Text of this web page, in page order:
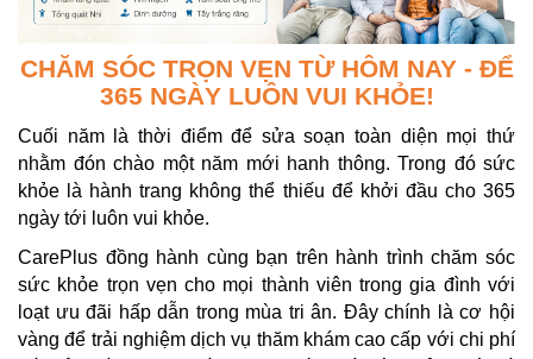
CHĂM SÓC TRỌN VẸN TỪ HÔM NAY - ĐỂ
365 NGÀY LUÔN VUI KHỎE!
Cuối năm là thời điểm để sửa soạn toàn diện mọi thứ
nhằm đón chào một năm mới hanh thông. Trong đó sức
khỏe là hành trang không thể thiếu để khởi đầu cho 365
ngày tới luôn vui khỏe.
CarePlus đồng hành cùng bạn trên hành trình chăm sóc
sức khỏe trọn vẹn cho mọi thành viên trong gia đình với
loạt ưu đãi hấp dẫn trong mùa tri ân. Đây chính là cơ hội
vàng để trải nghiệm dịch vụ thăm khám cao cấp với chi phí